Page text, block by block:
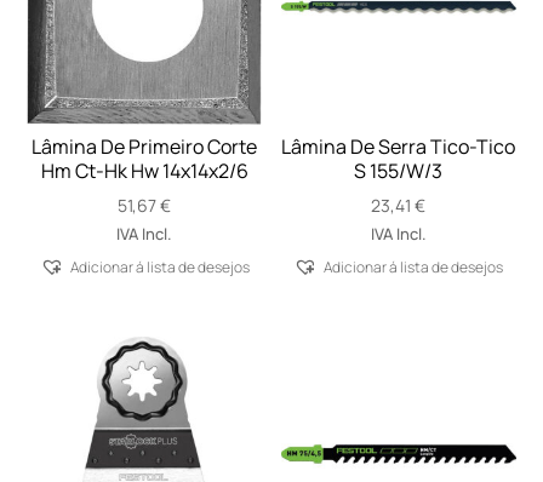
Lâmina De Primeiro Corte
Hm Ct-Hk Hw 14x14x2/6
51,67€
IVA Incl.
Adicionar á lista de desejos
Lâmina De Serra Tico-Tico
S 155/W/3
23,41€
IVA Incl.
Adicionar á lista de desejos